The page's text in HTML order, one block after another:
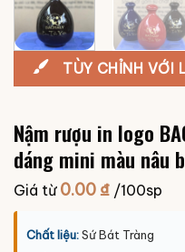
TÙY CHỈNH VỚI
Nậm rượu in logo
dáng mini màu nâu
Giá từ 0.00₫ /100sp
Chất liệu:Sứ Bát Tràng